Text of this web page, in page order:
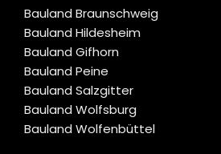
Bauland Braunschweig
Bauland Hildesheim
Bauland Gifhorn
Bauland Peine
Bauland Salzgitter
Bauland Wolfsburg
Bauland Wolfenbüttel